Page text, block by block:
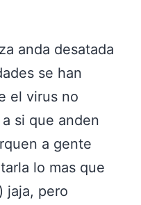
anda desatada
se han
el virus no
si que anden
a gente
lo mas que
jaja, pero